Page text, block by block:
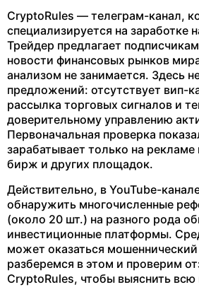
CryptoRules — телеграм-канал,
специализируется на заработке
Трейдер предлагает
новости финансовых рынков
анализом не занимается. Здесь
предложений: отсутствует вип-
рассылка торговых сигналов и
доверительному управлению
Первоначальная проверка
зарабатывает только на
бирж и других площадок.
Действительно, в YouTube-
обнаружить многочисленные
(около 20 шт.) на разного рода
инвестиционные платформы.
может оказаться
разберемся в этом и проверим
CryptoRules, чтобы выяснить всю